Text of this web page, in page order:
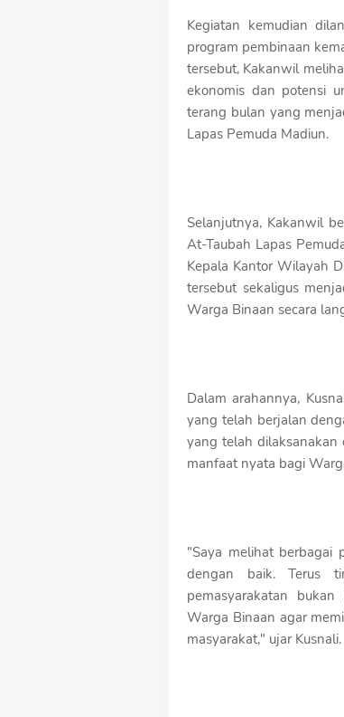
Kegiatan kemudian
program pembinaan
tersebut, Kakanwil
ekonomis dan potensi
terang bulan yang
Lapas Pemuda Madiun.
Selanjutnya, Kakanwil
At-Taubah Lapas
Kepala Kantor Wilayah
tersebut sekaligus
Warga Binaan secara
Dalam arahannya,
yang telah berjalan
yang telah
manfaat nyata bagi
"Saya melihat berbagai
dengan baik. Terus
pemasyarakatan
Warga Binaan agar
masyarakat," ujar Kusnali.